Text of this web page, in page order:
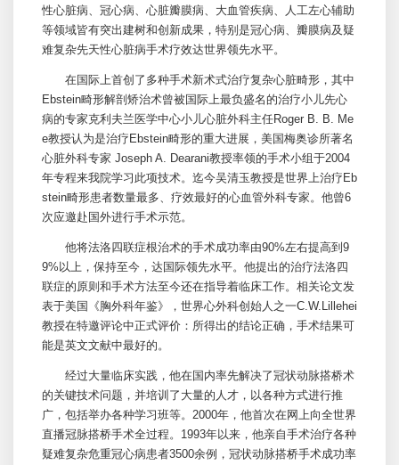
性心脏病、冠心病、心脏瓣膜病、大血管疾病、人工左心辅助
等领域皆有突出建树和创新成果，特别是冠心病、瓣膜病及疑
难复杂先天性心脏病手术疗效达世界领先水平。
在国际上首创了多种手术新术式治疗复杂心脏畸形，其中
Ebstein畸形解剖矫治术曾被国际上最负盛名的治疗小儿先心
病的专家克利夫兰医学中心小儿心脏外科主任Roger B. B. Me
e教授认为是治疗Ebstein畸形的重大进展，美国梅奥诊所著名
心脏外科专家 Joseph A. Dearani教授率领的手术小组于2004
年专程来我院学习此项技术。迄今吴清玉教授是世界上治疗Eb
stein畸形患者数量最多、疗效最好的心血管外科专家。他曾6
次应邀赴国外进行手术示范。
他将法洛四联症根治术的手术成功率由90%左右提高到9
9%以上，保持至今，达国际领先水平。他提出的治疗法洛四
联症的原则和手术方法至今还在指导着临床工作。相关论文发
表于美国《胸外科年鉴》，世界心外科创始人之一C.W.Lillehei
教授在特邀评论中正式评价：所得出的结论正确，手术结果可
能是英文文献中最好的。
经过大量临床实践，他在国内率先解决了冠状动脉搭桥术
的关键技术问题，并培训了大量的人才，以各种方式进行推
广，包括举办各种学习班等。2000年，他首次在网上向全世界
直播冠脉搭桥手术全过程。1993年以来，他亲自手术治疗各种
疑难复杂危重冠心病患者3500余例，冠状动脉搭桥手术成功率